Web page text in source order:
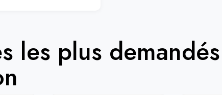
les plus